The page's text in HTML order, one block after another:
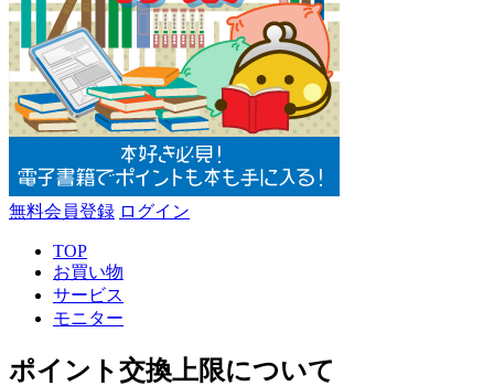
無料会員登録 ログイン
TOP
お買い物
サービス
モニター
ポイント交換上限について